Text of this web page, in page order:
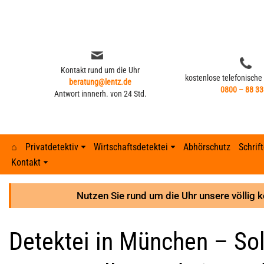
Kontakt rund um die Uhr
beratung@lentz.de
Antwort innnerh. von 24 Std.
kostenlose
0800 – 88
beratung@lentz.de
Antwort innnerh. von 24 Std.
0800 – 88
⌂ Privatdetektiv
Typisches Verhalten nach Fremdgehen –
8 Anzeichen
Gerichtsurteile
GPS-Überwachung und Ortung
Detektei
Wirtschaftsdetektei
GPS-Überwachung und Ortung
GPS-Tracker finden
Abhörschutz
Kontakt
Nutzen Sie rund um die Uhr unsere
Detektei in München –